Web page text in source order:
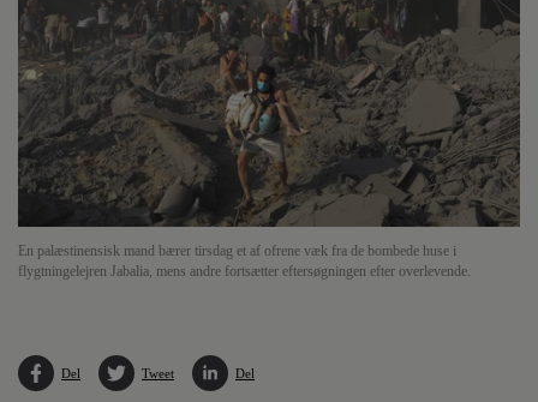
En palæstinensisk mand bærer tirsdag et af ofrene væk fra de bombede huse i
flygtningelejren Jabalia, mens andre fortsætter eftersøgningen efter overlevende.
Del Tweet Del